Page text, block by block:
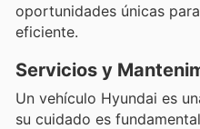
oportunidades únicas
eficiente.
Servicios y
Un vehículo Hyundai es
su cuidado es